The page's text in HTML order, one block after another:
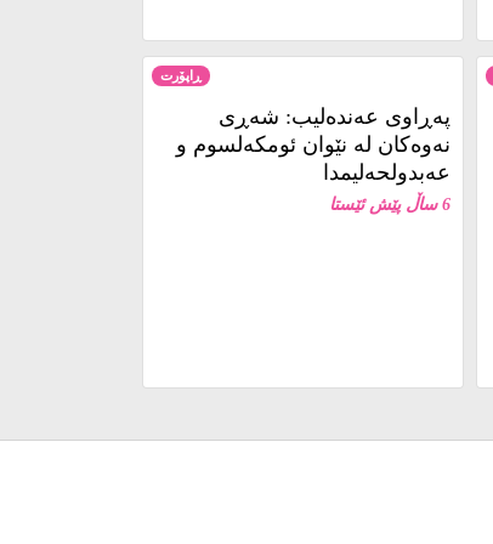
ڕاپۆرت
پەڕاوی عەندەلیب: شەڕی
نەوەکان لە نێوان ئومکەلسوم و
عەبدولحەلیمدا
6 ساڵ پێش ئێستا